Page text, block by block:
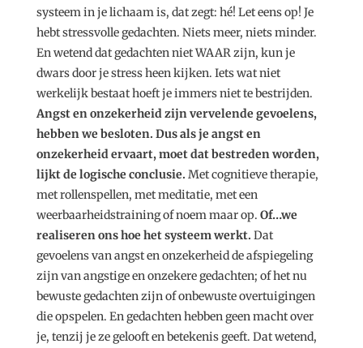
systeem in je lichaam is, dat zegt: hé! Let eens op! Je
hebt stressvolle gedachten. Niets meer, niets minder.
En wetend dat gedachten niet WAAR zijn, kun je
dwars door je stress heen kijken. Iets wat niet
werkelijk bestaat hoeft je immers niet te bestrijden.
Angst en onzekerheid zijn vervelende gevoelens,
hebben we besloten. Dus als je angst en
onzekerheid ervaart, moet dat bestreden worden,
lijkt de logische conclusie. Met cognitieve therapie,
met rollenspellen, met meditatie, met een
weerbaarheidstraining of noem maar op. Of…we
realiseren ons hoe het systeem werkt. Dat
gevoelens van angst en onzekerheid de afspiegeling
zijn van angstige en onzekere gedachten; of het nu
bewuste gedachten zijn of onbewuste overtuigingen
die opspelen. En gedachten hebben geen macht over
je, tenzij je ze gelooft en betekenis geeft. Dat wetend,